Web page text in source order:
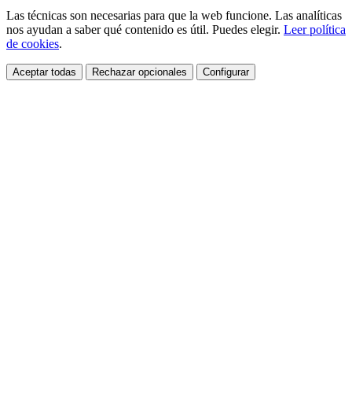
Las técnicas son necesarias para que la web funcione. Las analíticas
nos ayudan a saber qué contenido es útil. Puedes elegir. Leer política
de cookies.
Aceptar todas Rechazar opcionales Configurar